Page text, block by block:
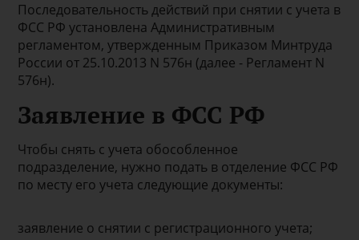
Последовательность действий при снятии с учета в
ФСС РФ установлена Административным
регламентом, утвержденным Приказом Минтруда
России от 25.10.2013 N 576н (далее - Регламент N
576н).
Заявление в ФСС РФ
Чтобы снять с учета обособленное
подразделение, нужно подать в отделение ФСС РФ
по месту его учета следующие документы:
заявление о снятии с регистрационного учета;